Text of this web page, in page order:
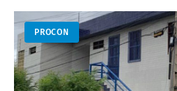
PROCON